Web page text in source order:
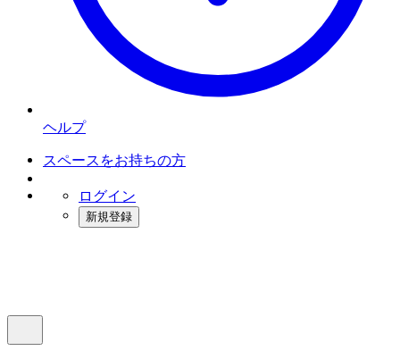
ヘルプ
スペースをお持ちの方
ログイン
新規登録